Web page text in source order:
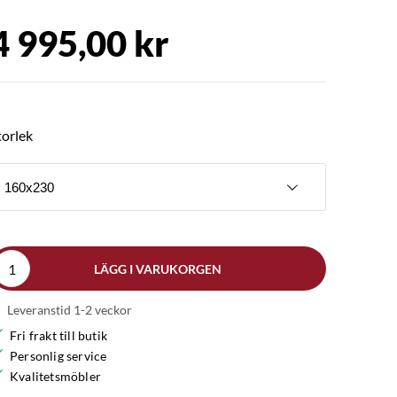
995,00 kr
160x230
LÄGG I VARUKORGEN
Leveranstid 1-2 veckor
Fri frakt till butik
Personlig service
Kvalitetsmöbler